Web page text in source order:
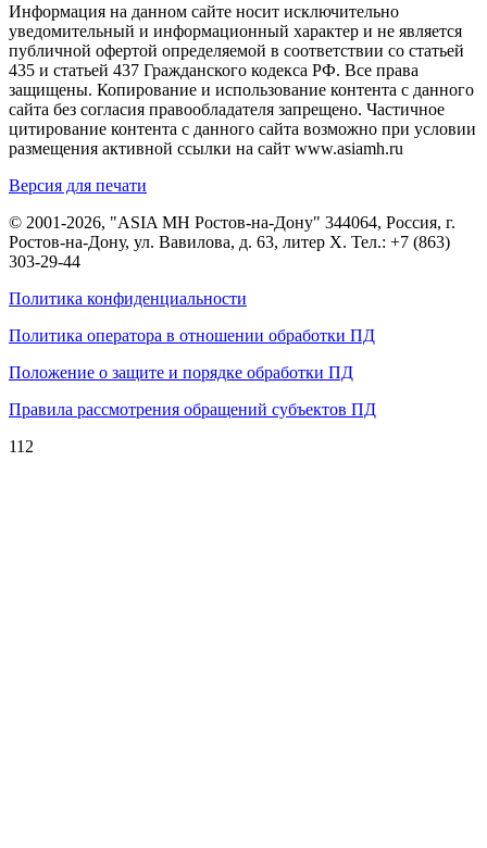
Информация на данном сайте носит исключительно
уведомительный и информационный характер и не является
публичной офертой определяемой в соответствии со статьей
435 и статьей 437 Гражданского кодекса РФ. Все права
защищены. Копирование и использование контента с данного
сайта без согласия правообладателя запрещено. Частичное
цитирование контента с данного сайта возможно при условии
размещения активной ссылки на сайт www.asiamh.ru
Версия для печати
© 2001-2026, "ASIA MH Ростов-на-Дону" 344064, Россия, г.
Ростов-на-Дону, ул. Вавилова, д. 63, литер Х. Тел.: +7 (863)
303-29-44
Политика конфиденциальности
Политика оператора в отношении обработки ПД
Положение о защите и порядке обработки ПД
Правила рассмотрения обращений субъектов ПД
112